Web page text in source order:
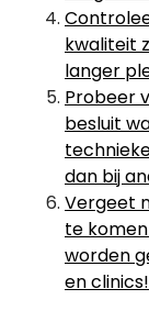
kwaliteit
langer
Probeer
besluit
dan bij
Vergeet
te
worden
en clinics!